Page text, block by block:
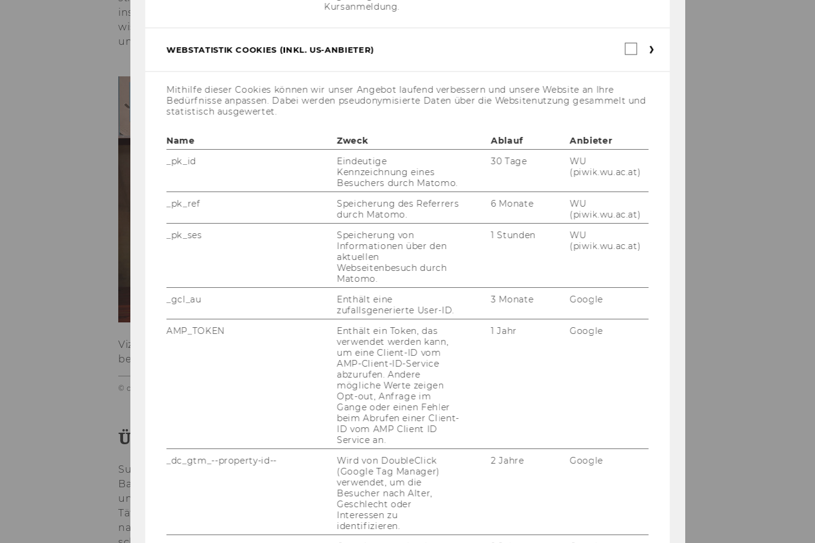
in­spi­riert und wei­ter­ge­tra­gen hat. Sie ist für mich auch ein An­sporn, den
wis­sen­schaft­li­chen Aus­tausch zu ver­tie­fen und die Brü­cken zwi­schen
un­se­ren Ge­mein­schaf­ten zu stär­ken“.
Vi­ze­rek­tor Mar­tin Win­ner, Susan Em­men­eg­ger, Rek­tor Ru­pert Saus­gru­
ber und Lau­da­to­rin Su­san­ne Kalss
© donagrafik.com
Über Susan Emmenegger
Susan Em­men­eg­ger ist or­dent­li­che Pro­fes­so­rin für Pri­vat­recht und
Bank­recht an der Uni­ver­si­tät Bern, Di­rek­to­rin des In­sti­tuts für Bank­recht
und Co-​Direktorin des Zi­vi­lis­ti­schen Se­mi­nars. Neben ihrer uni­ver­si­tä­ren
Tä­tig­keit ist sie Mit­glied des Ver­wal­tungs­rats der Schwei­ze­ri­schen Fi­
nanz­markt­auf­sicht (FINMA), Vor­sit­zen­de Her­aus­ge­be­rin der Schwei­ze­ri­
Kursanmeldung.
WEBSTATISTIK COOKIES (INKL. US-ANBIETER)
Webstatistik
Mithilfe dieser Cookies können wir unser Angebot laufend verbessern und unsere Website an Ihre
Bedürfnisse anpassen. Dabei werden pseudonymisierte Daten über die Websitenutzung gesammelt und
statistisch ausgewertet.
Name Zweck Ablauf
Anbieter
_pk_id
Eindeutige
Kennzeichnung eines
Besuchers durch Matomo.
30 Tage
WU
(piwik.wu.ac.at)
_pk_ref
Speicherung des Referrers
durch Matomo.
6 Monate
WU
(piwik.wu.ac.at)
_pk_ses
Speicherung von
Informationen über den
aktuellen
Webseitenbesuch durch
Matomo.
1 Stunden
WU
(piwik.wu.ac.at)
_gcl_au
Enthält eine
zufallsgenerierte User-ID.
3 Monate Google
AMP_TOKEN
Enthält ein Token, das
verwendet werden kann,
um eine Client-ID vom
AMP-Client-ID-Service
abzurufen. Andere
mögliche Werte zeigen
Opt-out, Anfrage im
Gange oder einen Fehler
beim Abrufen einer Client-
ID vom AMP Client ID
Service an.
1 Jahr Google
_dc_gtm_--property-id--
Wird von DoubleClick
(Google Tag Manager)
verwendet, um die
Besucher nach Alter,
Geschlecht oder
Interessen zu
identifizieren.
2 Jahre Google